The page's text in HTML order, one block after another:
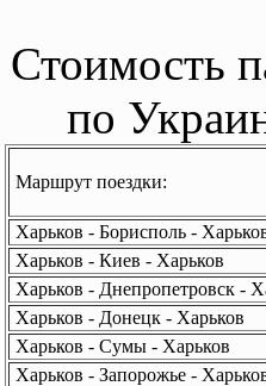
Стоимость
по
Маршрут поездки:
Харьков - Борисполь -
Харьков - Киев - Харьков
Харьков - Днепропетровск -
Харьков - Донецк - Харьков
Харьков - Сумы - Харьков
Харьков - Запорожье -